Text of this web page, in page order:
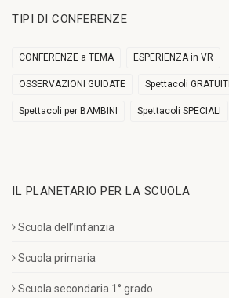
TIPI DI CONFERENZE
CONFERENZE a TEMA ESPERIENZA in VR
OSSERVAZIONI GUIDATE Spettacoli GRATUITI
Spettacoli per BAMBINI Spettacoli SPECIALI
IL PLANETARIO PER LA SCUOLA
Scuola dell’infanzia
Scuola primaria
Scuola secondaria 1° grado